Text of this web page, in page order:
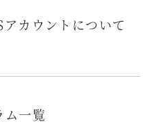
カウントについて
ム一覧